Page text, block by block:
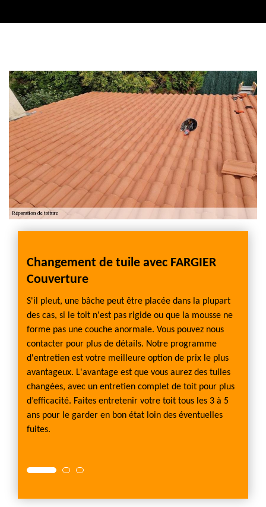
Changement de tuile avec FARGIER
Couverture
S'il pleut, une bâche peut être placée dans la plupart
des cas, si le toit n'est pas rigide ou que la mousse ne
forme pas une couche anormale. Vous pouvez nous
contacter pour plus de détails. Notre programme
d'entretien est votre meilleure option de prix le plus
avantageux. L'avantage est que vous aurez des tuiles
changées, avec un entretien complet de toit pour plus
d’efficacité. Faites entretenir votre toit tous les 3 à 5
ans pour le garder en bon état loin des éventuelles
fuites.